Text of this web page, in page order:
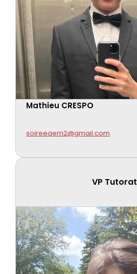
Mathieu CRESPO
soireeaem2@gmail.com
VP Tutorat